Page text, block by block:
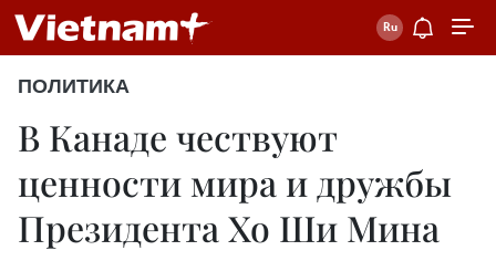
ПОЛИТИКА
В Канаде чествуют
ценности мира и дружбы
Президента Хо Ши Мина